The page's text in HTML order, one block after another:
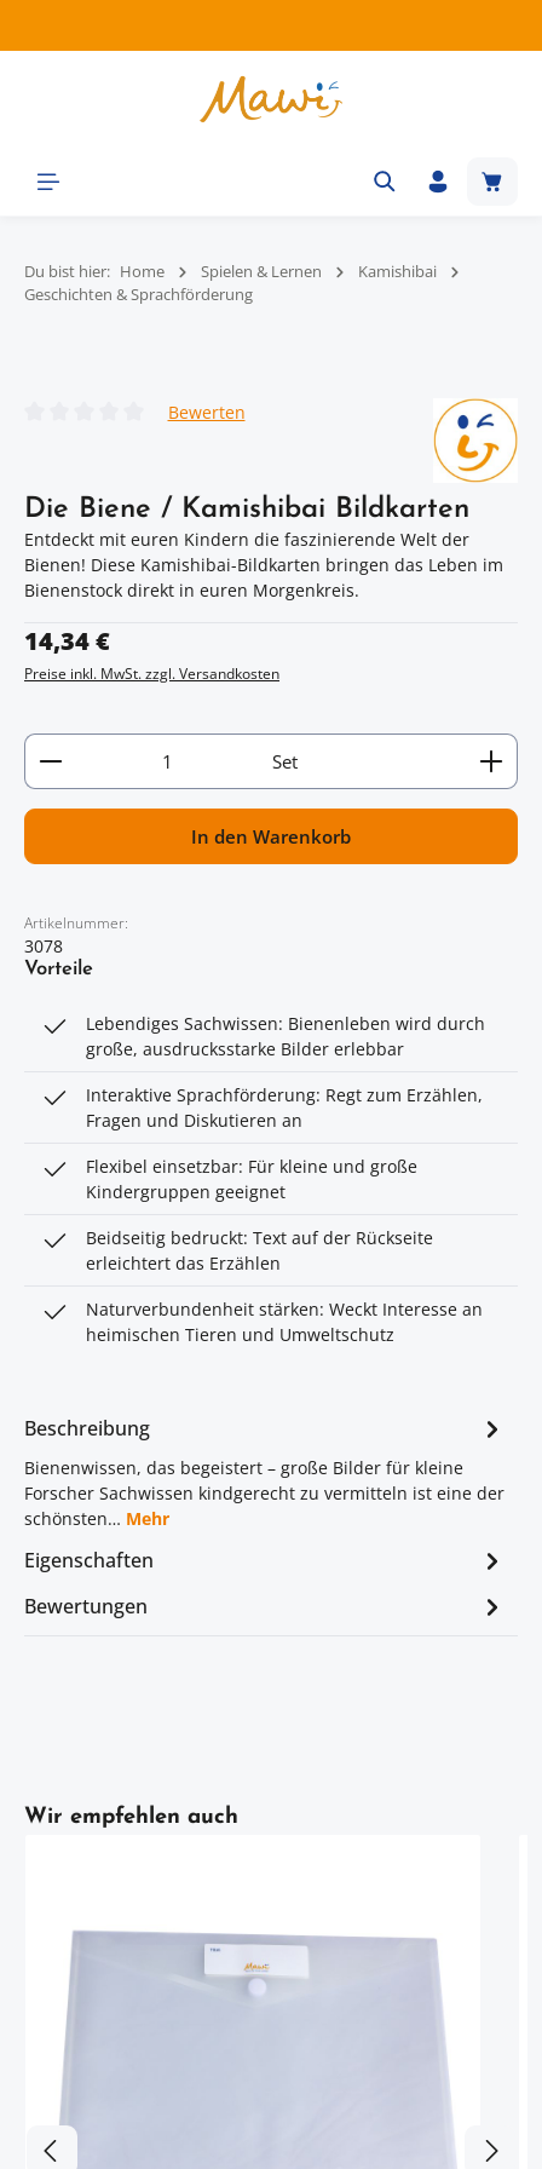
Du bist hier: Home Spielen & Lernen
Kamishibai
Geschichten & Sprachförderung
Bewerten
Die Biene / Kamishibai Bildkarten
Entdeckt mit euren Kindern die faszinierende Welt der
Bienen! Diese Kamishibai-Bildkarten bringen das Leben im
Bienenstock direkt in euren Morgenkreis.
Regulärer Preis:
14,34 €
Preise inkl. MwSt. zzgl. Versandkosten
Artikel Anzahl: Gib den gewünschten Wert ein
Set
In den Warenkorb
Artikelnummer:
3078
Vorteile
Lebendiges Sachwissen: Bienenleben wird durch
große, ausdrucksstarke Bilder erlebbar
Interaktive Sprachförderung: Regt zum Erzählen,
Fragen und Diskutieren an
Flexibel einsetzbar: Für kleine und große
Kindergruppen geeignet
Beidseitig bedruckt: Text auf der Rückseite
erleichtert das Erzählen
Naturverbundenheit stärken: Weckt Interesse an
heimischen Tieren und Umweltschutz
Beschreibung
Bienenwissen, das begeistert – große Bilder für kleine
Forscher Sachwissen kindgerecht zu vermitteln ist eine der
schönsten… Mehr
Eigenschaften
Bewertungen
Artikelgalerie überspringen
Wir empfehlen auch